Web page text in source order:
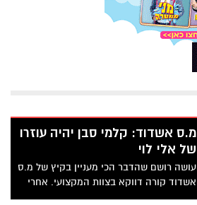
מ.ס אשדוד: קלמי סבן יהיה עוזרו
של אלי לוי
עושה רושם שהדבר הכי מעניין בקיץ של מ.ס
אשדוד קורה דווקא בצוות המקצועי. אחרי
ההחתמה של אלי לוי, דומה שרוב הצוות